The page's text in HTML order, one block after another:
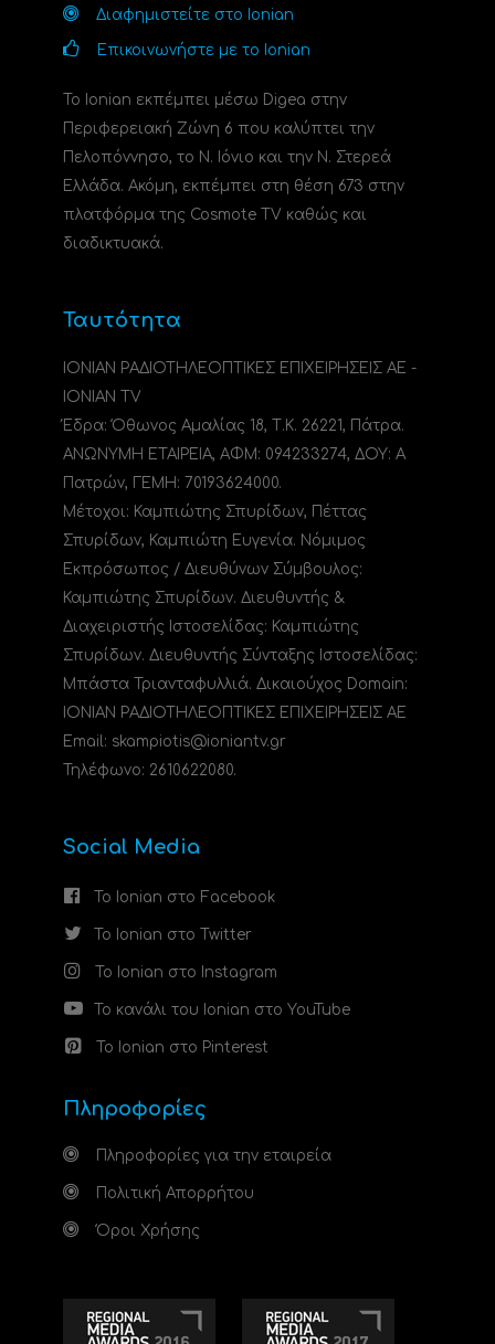
Διαφημιστείτε στο Ionian
Επικοινωνήστε με το Ionian
Το Ionian εκπέμπει μέσω Digea στην
Περιφερειακή Ζώνη 6 που καλύπτει την
Πελοπόννησο, το N. Ιόνιο και την Ν. Στερεά
Ελλάδα. Ακόμη, εκπέμπει στη θέση 673 στην
πλατφόρμα της Cosmote TV καθώς και
διαδικτυακά.
Ταυτότητα
ΙΟΝΙΑΝ ΡΑΔΙΟΤΗΛΕΟΠΤΙΚΕΣ ΕΠΙΧΕΙΡΗΣΕΙΣ ΑΕ -
IONIAN TV
Έδρα: Όθωνος Αμαλίας 18, Τ.Κ. 26221, Πάτρα.
ΑΝΩΝΥΜΗ ΕΤΑΙΡΕΙΑ, ΑΦΜ: 094233274, ΔΟΥ: A
Πατρών, ΓΕΜΗ: 70193624000.
Μέτοχοι: Καμπιώτης Σπυρίδων, Πέττας
Σπυρίδων, Καμπιώτη Ευγενία. Νόμιμος
Εκπρόσωπος / Διευθύνων Σύμβουλος:
Καμπιώτης Σπυρίδων. Διευθυντής &
Διαχειριστής Ιστοσελίδας: Καμπιώτης
Σπυρίδων. Διευθυντής Σύνταξης Ιστοσελίδας:
Μπάστα Τριανταφυλλιά. Δικαιούχος Domain:
ΙΟΝΙΑΝ ΡΑΔΙΟΤΗΛΕΟΠΤΙΚΕΣ ΕΠΙΧΕΙΡΗΣΕΙΣ ΑΕ
Email: skampiotis@ioniantv.gr
Τηλέφωνο: 2610622080.
Social Media
Το Ionian στο Facebook
Το Ionian στο Twitter
Το Ionian στο Instagram
Το κανάλι του Ionian στο YouTube
Το Ionian στο Pinterest
Πληροφορίες
Πληροφορίες για την εταιρεία
Πολιτική Απορρήτου
Όροι Χρήσης